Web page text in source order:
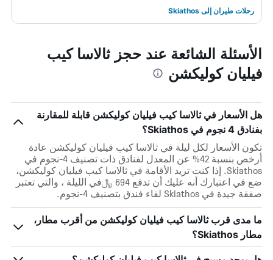
رحلات طيران إلى Skiathos
الأسئلة الشائعة عند حجز ثالاسا كيب
فيليان كوليكشن
هل الأسعار في ثالاسا كيب فيليان كوليكشن قابلة للمقارنة
بفنادق 4 نجوم في Skiathos؟
تكون الأسعار لكل ليلة في ثالاسا كيب فيليان كوليكشن عادة
أرخص بنسبة 42% عن المعدل لفنادق ذات تصنيف 4-نجوم في
Skiathos. إذا كنت تريد الأقامة في ثالاسا كيب فيليان كوليكشن،
ضع في اعتبارك أنه عليك أن تدفع 694 ﷼في الليلة ، والتي تعتبر
صفقة جيدة في Skiathos لقاء فندق بتصنيف 4-نجوم.
ما مدى قرب ثالاسا كيب فيليان كوليكشن من أقرب مطار،
مطار Skiathos؟